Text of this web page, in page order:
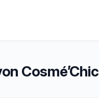
Cosmé’Chic